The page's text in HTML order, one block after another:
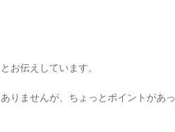
お伝えしています。
りませんが、ちょっとポイントがあっ